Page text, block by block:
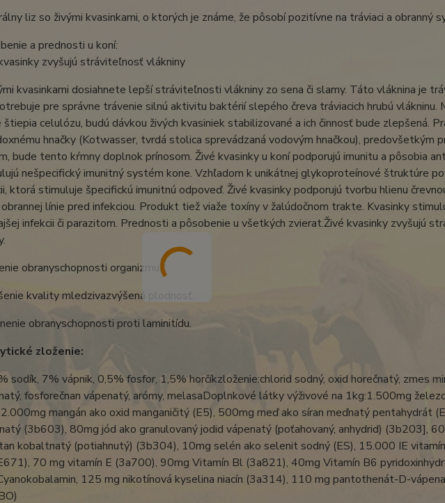
liz so živými kvasinkami, o ktorých je známe, že pôsobí pozitívne na tráviaci a obranný
a prednosti u koní:
zvyšujú stráviteľnosť vlákniny
kvasinkami dosiahnete lepší stráviteľnosti vlákniny zo sena či slamy. Táto vláknina je
pre správne trávenie silnú aktivitu baktérií slepého čreva tráviacich hrubú vlákninu.
celulózu, budú dávkou živých kvasiniek stabilizované a ich činnosť bude zlepšená.
hnačky (Kotwasser, tvrdá stolica sprevádzaná vodovým hnačkou), predovšetkým
bude tento kŕmny doplnok prínosom. Živé kvasinky u koní podporujú imunitu a pôsobia
nešpecifický imunitný systém kone. Vzhľadom k unikátnej glykoproteínové štruktúre
ktorá stimuluje špecifickú imunitnú odpoveď. Živé kvasinky podporujú tvorbu hlienu
línie pred infekciou. Produkt tiež viaže toxíny v žalúdočnom trakte. Kvasinky
infekcii či parazitom. Prednosti a pôsobenie u všetkých zvierat.Živé kvasinky zvyšujú
obranyschopnosti organizmu.
kvality mledzivazvýšená plodnosť.
obranyschopnosti proti laminitídu.
zloženie:
sodík, 7% vápnik, 0,5% fosfor, 1,5% horčíkzloženie:chlorid sodný, oxid horečnatý, zmes
fosforečnan vápenatý, arómy, melasaDoplnkové látky výživové na 1kg:1.500mg
mangán ako oxid manganičitý (E5), 500mg meď ako síran meďnatý pentahydrát
(3b603), 80mg jód ako granulovaný jodid vápenatý (poťahovaný, anhydrid) (3b203],
kobaltnatý (potiahnutý) (3b304), 10mg selén ako selenit sodný (ES), 15.000 IE
70 mg vitamín E (3a700), 90mg Vitamín Bl (3a821), 40mg Vitamín B6
125 mg nikotínová kyselina niacín (3a314), 110 mg pantothenát-D-